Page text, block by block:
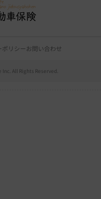
ポリシーお問い合わせ
All Rights Reserved.